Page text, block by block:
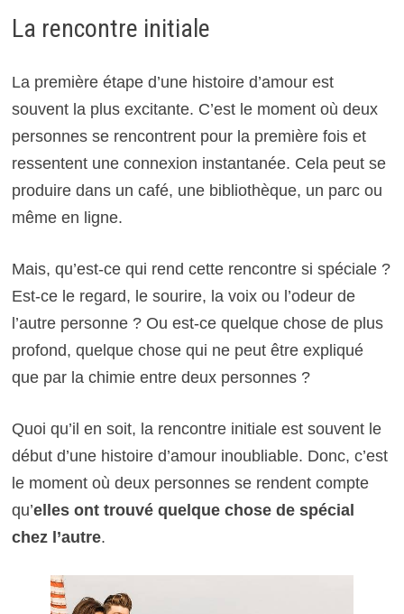
La rencontre initiale
La première étape d’une histoire d’amour est
souvent la plus excitante. C’est le moment où deux
personnes se rencontrent pour la première fois et
ressentent une connexion instantanée. Cela peut se
produire dans un café, une bibliothèque, un parc ou
même en ligne.
Mais, qu’est-ce qui rend cette rencontre si spéciale ?
Est-ce le regard, le sourire, la voix ou l’odeur de
l’autre personne ? Ou est-ce quelque chose de plus
profond, quelque chose qui ne peut être expliqué
que par la chimie entre deux personnes ?
Quoi qu’il en soit, la rencontre initiale est souvent le
début d’une histoire d’amour inoubliable. Donc, c’est
le moment où deux personnes se rendent compte
qu’elles ont trouvé quelque chose de spécial
chez l’autre.